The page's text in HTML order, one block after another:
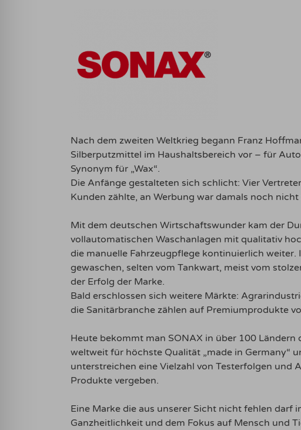
Nach dem zweiten Weltkrieg begann Franz
Silberputzmittel im Haushaltsbereich vor – für
Synonym für „Wax“.
Die Anfänge gestalteten sich schlicht: Vier
Kunden zählte, an Werbung war damals noch nicht
Mit dem deutschen Wirtschaftswunder kam der
vollautomatischen Waschanlagen mit qualitativ
die manuelle Fahrzeugpflege kontinuierlich
gewaschen, selten vom Tankwart, meist vom
der Erfolg der Marke.
Bald erschlossen sich weitere Märkte:
die Sanitärbranche zählen auf Premiumprodukte
Heute bekommt man SONAX in über 100
weltweit für höchste Qualität „made in Germany“
unterstreichen eine Vielzahl von Testerfolgen und
Produkte vergeben.
Eine Marke die aus unserer Sicht nicht fehlen darf
Ganzheitlichkeit und dem Fokus auf Mensch und